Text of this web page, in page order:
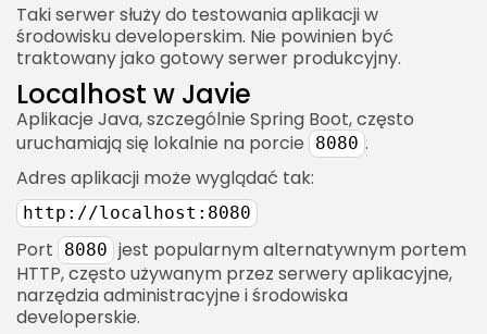
Taki serwer służy do testowania aplikacji w
środowisku developerskim. Nie powinien być
traktowany jako gotowy serwer produkcyjny.
Localhost w Javie
Aplikacje Java, szczególnie Spring Boot, często
uruchamiają się lokalnie na porcie
8080 .
Adres aplikacji może wyglądać tak:
http://localhost:8080
Port 8080 jest popularnym alternatywnym portem
HTTP, często używanym przez serwery aplikacyjne,
narzędzia administracyjne i środowiska
developerskie.